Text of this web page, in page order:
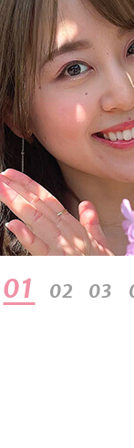
01 02 03